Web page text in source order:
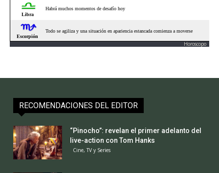
Horoscopo
RECOMENDACIONES DEL EDITOR
“Pinocho”: revelan el primer adelanto del
live-action con Tom Hanks
Cine, TV y Series